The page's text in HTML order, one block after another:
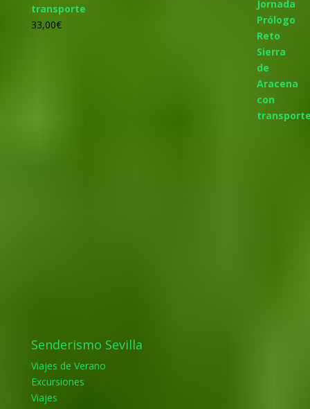
transporte
33,00€
Senderismo Sevilla
Viajes de Verano
Excursiones
Viajes